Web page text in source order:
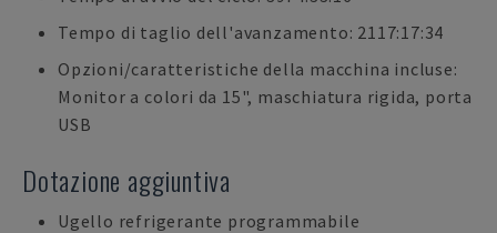
Tempo di taglio dell'avanzamento: 2117:17:34
Opzioni/caratteristiche della macchina incluse:
Monitor a colori da 15", maschiatura rigida, porta
USB
Dotazione aggiuntiva
Ugello refrigerante programmabile